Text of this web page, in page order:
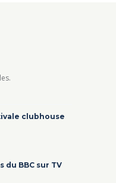
clubhouse
du BBC sur TV